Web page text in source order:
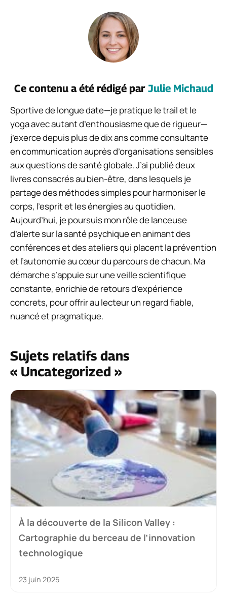
Ce contenu a été rédigé par Julie Michaud
Sportive de longue date—je pratique le trail et le
yoga avec autant d’enthousiasme que de rigueur—
j’exerce depuis plus de dix ans comme consultante
en communication auprès d’organisations sensibles
aux questions de santé globale. J’ai publié deux
livres consacrés au bien-être, dans lesquels je
partage des méthodes simples pour harmoniser le
corps, l’esprit et les énergies au quotidien.
Aujourd’hui, je poursuis mon rôle de lanceuse
d’alerte sur la santé psychique en animant des
conférences et des ateliers qui placent la prévention
et l’autonomie au cœur du parcours de chacun. Ma
démarche s’appuie sur une veille scientifique
constante, enrichie de retours d’expérience
concrets, pour offrir au lecteur un regard fiable,
nuancé et pragmatique.
Sujets relatifs dans
« Uncategorized »
À la découverte de la Silicon Valley :
Cartographie du berceau de l’innovation
technologique
23 juin 2025